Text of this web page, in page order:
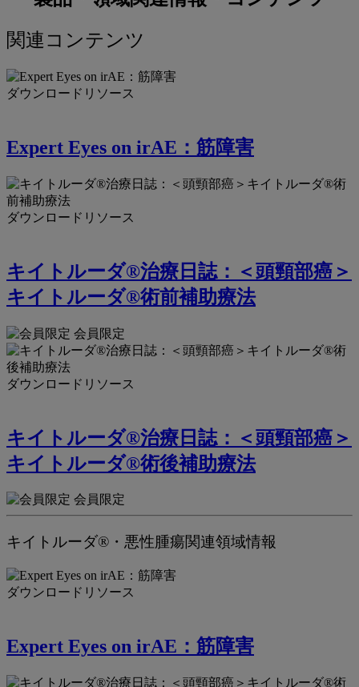
関連コンテンツ
ダウンロードリソース
Expert Eyes on irAE：筋障害
ダウンロードリソース
キイトルーダ®治療日誌：＜頭頸部癌＞
キイトルーダ®術前補助療法
会員限定
ダウンロードリソース
キイトルーダ®治療日誌：＜頭頸部癌＞
キイトルーダ®術後補助療法
会員限定
キイトルーダ®・悪性腫瘍関連領域情報
ダウンロードリソース
Expert Eyes on irAE：筋障害